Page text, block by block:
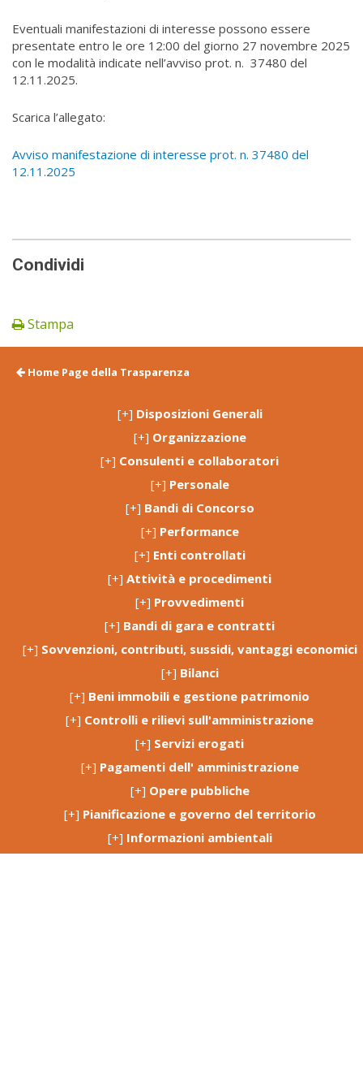
Eventuali manifestazioni di interesse possono essere
presentate entro le ore 12:00 del giorno 27 novembre 2025
con le modalità indicate nell’avviso prot. n. 37480 del
12.11.2025.
Scarica l’allegato:
Avviso manifestazione di interesse prot. n. 37480 del
12.11.2025
Condividi
Stampa
Home Page della Trasparenza
[+] Disposizioni Generali
[+] Organizzazione
[+] Consulenti e collaboratori
[+] Personale
[+] Bandi di Concorso
[+] Performance
[+] Enti controllati
[+] Attività e procedimenti
[+] Provvedimenti
[+] Bandi di gara e contratti
[+] Sovvenzioni, contributi, sussidi, vantaggi economici
[+] Bilanci
[+] Beni immobili e gestione patrimonio
[+] Controlli e rilievi sull'amministrazione
[+] Servizi erogati
[+] Pagamenti dell' amministrazione
[+] Opere pubbliche
[+] Pianificazione e governo del territorio
[+] Informazioni ambientali